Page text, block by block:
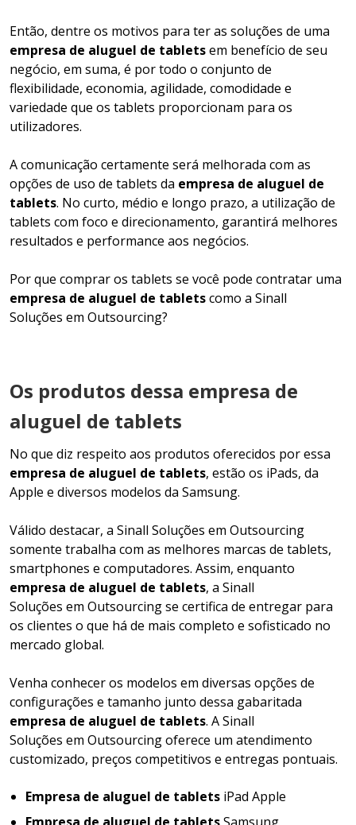
Então, dentre os motivos para ter as soluções de uma
empresa de aluguel de tabletsem benefício de seu
negócio, em suma, é por todo o conjunto de
flexibilidade, economia, agilidade, comodidade e
variedade que os tablets proporcionam para os
utilizadores.
A comunicação certamente será melhorada com as
opções de uso de tablets da empresa de aluguel de
tablets. No curto, médio e longo prazo, a utilização de
tablets com foco e direcionamento, garantirá melhores
resultados e performance aos negócios.
Por que comprar os tablets se você pode contratar uma
empresa de aluguel de tabletscomo a Sinall
Soluções em Outsourcing?
Os produtos dessa empresa de
aluguel de tablets
No que diz respeito aos produtos oferecidos por essa
empresa de aluguel de tablets, estão os iPads, da
Apple e diversos modelos da Samsung.
Válido destacar, a Sinall Soluções em Outsourcing
somente trabalha com as melhores marcas de tablets,
smartphones e computadores. Assim, enquanto
empresa de aluguel de tablets, a Sinall
Soluções em Outsourcing se certifica de entregar para
os clientes o que há de mais completo e sofisticado no
mercado global.
Venha conhecer os modelos em diversas opções de
configurações e tamanho junto dessa gabaritada
empresa de aluguel de tablets. A Sinall
Soluções em Outsourcing oferece um atendimento
customizado, preços competitivos e entregas pontuais.
Empresa de aluguel de tablets iPad Apple